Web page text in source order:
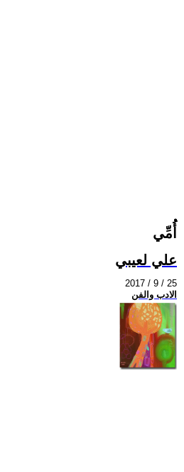
أُُمِّي
علي لعيبي
2017 / 9 / 25
الادب والفن